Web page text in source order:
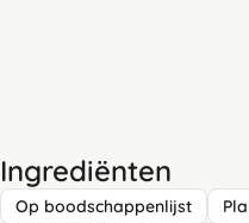
Ingrediënten
Op boodschappenlijst